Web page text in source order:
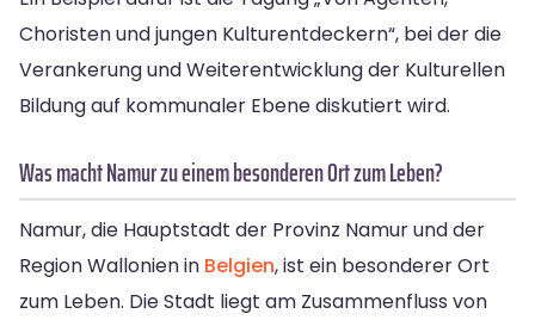
Choristen und jungen Kulturentdeckern“, bei der die
Verankerung und Weiterentwicklung der Kulturellen
Bildung auf kommunaler Ebene diskutiert wird.
Was macht Namur zu einem besonderen Ort zum Leben?
Namur, die Hauptstadt der Provinz Namur und der
Region Wallonien in Belgien, ist ein besonderer Ort
zum Leben. Die Stadt liegt am Zusammenfluss von